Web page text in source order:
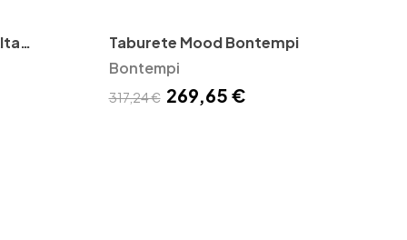
Taburete Mood Bontempi
Bontempi
317,24 € 269,65 €